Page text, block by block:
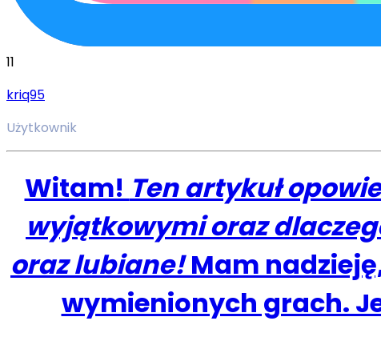
11
kriq95
Użytkownik
Witam! Ten artykuł
wyjątkowymi oraz
oraz lubiane!Mam
wymienionych grach.